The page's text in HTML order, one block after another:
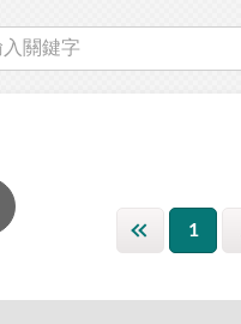
1